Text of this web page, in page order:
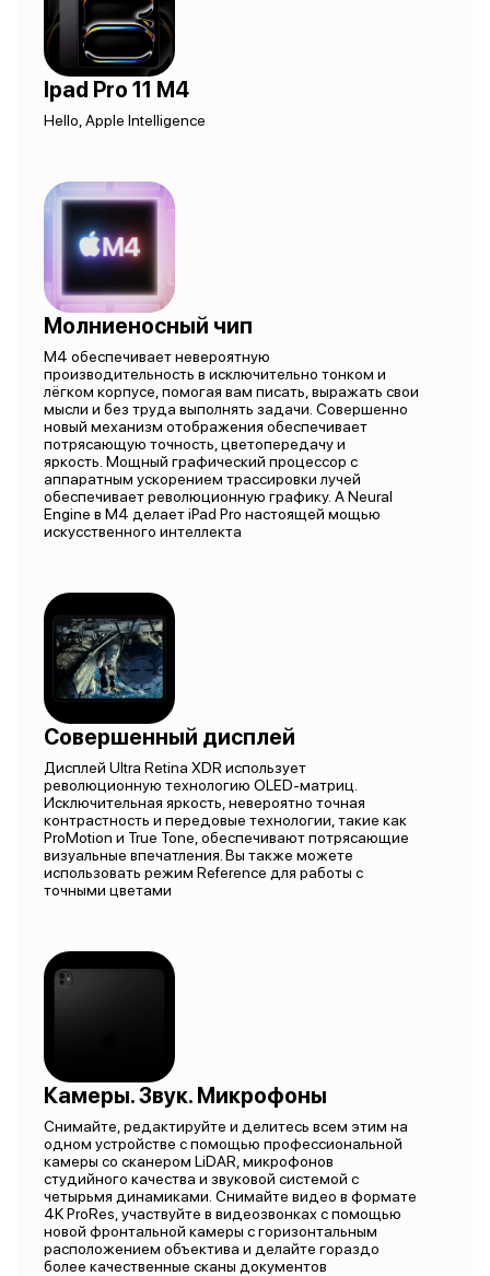
Ipad Pro 11 M4
Hello, Apple Intelligence
Молниеносный чип
M4 обеспечивает невероятную
производительность в исключительно тонком и
лёгком корпусе, помогая вам писать, выражать свои
мысли и без труда выполнять задачи. Совершенно
новый механизм отображения обеспечивает
потрясающую точность, цветопередачу и
яркость. Мощный графический процессор с
аппаратным ускорением трассировки лучей
обеспечивает революционную графику. А Neural
Engine в M4 делает iPad Pro настоящей мощью
искусственного интеллекта
Совершенный дисплей
Дисплей Ultra Retina XDR использует
революционную технологию OLED-матриц.
Исключительная яркость, невероятно точная
контрастность и передовые технологии, такие как
ProMotion и True Tone, обеспечивают потрясающие
визуальные впечатления. Вы также можете
использовать режим Reference для работы с
точными цветами
Камеры. Звук. Микрофоны
Снимайте, редактируйте и делитесь всем этим на
одном устройстве с помощью профессиональной
камеры со сканером LiDAR, микрофонов
студийного качества и звуковой системой с
четырьмя динамиками. Снимайте видео в формате
4K ProRes, участвуйте в видеозвонках с помощью
новой фронтальной камеры с горизонтальным
расположением объектива и делайте гораздо
более качественные сканы документов